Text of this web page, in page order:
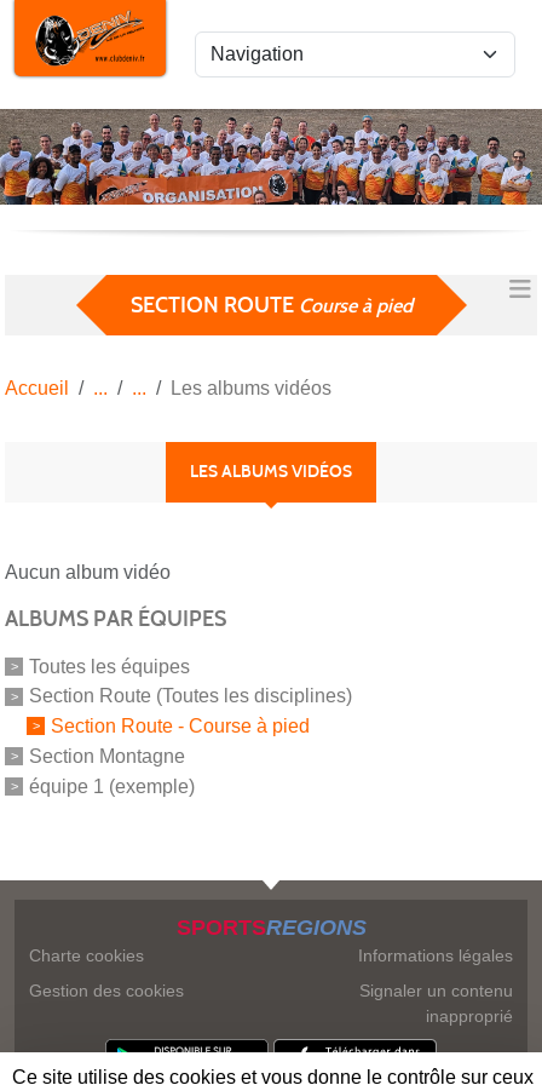
SECTION ROUTE Course à pied
Accueil Les albums vidéos
LES ALBUMS VIDÉOS
Aucun album vidéo
ALBUMS PAR ÉQUIPES
Toutes les équipes
Section Route (Toutes les disciplines)
Section Route - Course à pied
Section Montagne
équipe 1 (exemple)
SPORTSREGIONS
Charte cookies
Gestion des cookies
Informations légales
Signaler un contenu
inapproprié
Panneau de gestion des cookies
Ce site utilise des cookies et vous donne le contrôle sur ceux